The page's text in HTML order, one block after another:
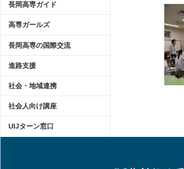
長岡高専ガイド
高専ガールズ
長岡高専の国際交流
進路支援
社会・地域連携
社会人向け講座
UIJターン窓口